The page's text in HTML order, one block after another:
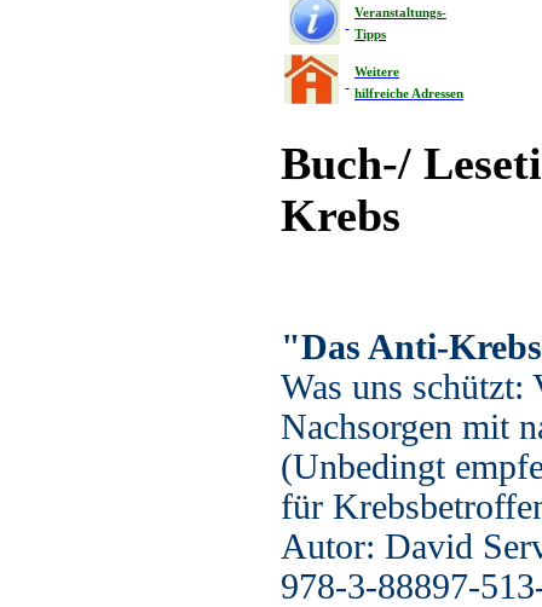
Veranstaltungs-
Tipps
Weitere
hilfreiche Adressen
Buch-/
Krebs
"Das Anti-
Was uns schützt:
Nachsorgen mit
(Unbedingt
für
Autor: David
978-3-88897-